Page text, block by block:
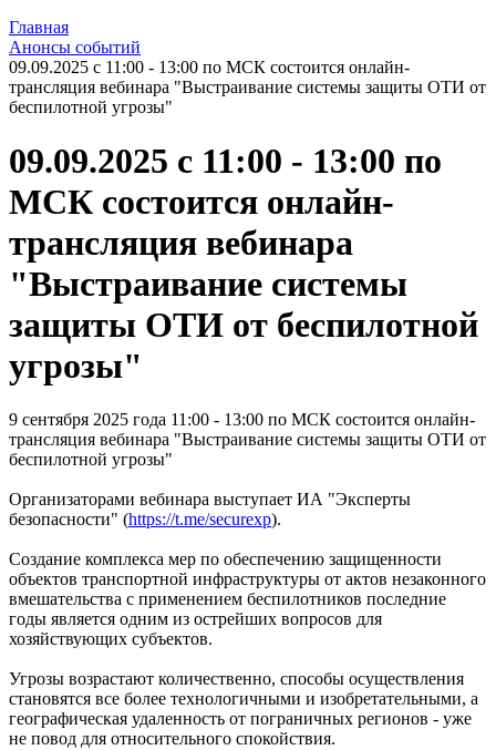
Главная
Анонсы событий
09.09.2025 с 11:00 - 13:00 по МСК состоится онлайн-
трансляция вебинара "Выстраивание системы защиты ОТИ от
беспилотной угрозы"
09.09.2025 с 11:00 - 13:00 по
МСК состоится онлайн-
трансляция вебинара
"Выстраивание системы
защиты ОТИ от беспилотной
угрозы"
9 сентября 2025 года 11:00 - 13:00 по МСК состоится онлайн-
трансляция вебинара "Выстраивание системы защиты ОТИ от
беспилотной угрозы"
Организаторами вебинара выступает ИА "Эксперты
безопасности" (https://t.me/securexp).
Создание комплекса мер по обеспечению защищенности
объектов транспортной инфраструктуры от актов незаконного
вмешательства с применением беспилотников последние
годы является одним из острейших вопросов для
хозяйствующих субъектов.
Угрозы возрастают количественно, способы осуществления
становятся все более технологичными и изобретательными, а
географическая удаленность от пограничных регионов - уже
не повод для относительного спокойствия.